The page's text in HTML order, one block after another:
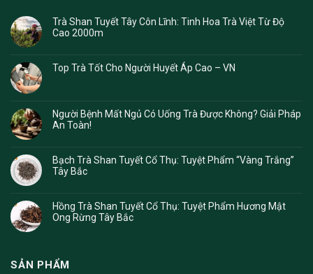
Trà Shan Tuyết Tây Côn Lĩnh: Tinh Hoa Trà Việt Từ Độ
Cao 2000m
Top Trà Tốt Cho Người Huyết Áp Cao – VN
Người Bệnh Mất Ngủ Có Uống Trà Được Không? Giải Pháp
An Toàn!
Bạch Trà Shan Tuyết Cổ Thụ: Tuyệt Phẩm “Vàng Trắng”
Tây Bắc
Hồng Trà Shan Tuyết Cổ Thụ: Tuyệt Phẩm Hương Mật
Ong Rừng Tây Bắc
SẢN PHẨM